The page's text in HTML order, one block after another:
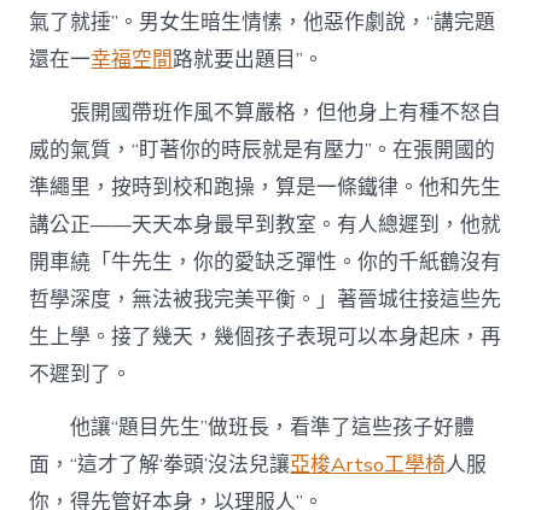
氣了就捶”。男女生暗生情愫，他惡作劇說，“講完題
還在一幸福空間路就要出題目”。
張開國帶班作風不算嚴格，但他身上有種不怒自
威的氣質，“盯著你的時辰就是有壓力”。在張開國的
準繩里，按時到校和跑操，算是一條鐵律。他和先生
講公正——天天本身最早到教室。有人總遲到，他就
開車繞「牛先生，你的愛缺乏彈性。你的千紙鶴沒有
哲學深度，無法被我完美平衡。」著晉城往接這些先
生上學。接了幾天，幾個孩子表現可以本身起床，再
不遲到了。
他讓“題目先生”做班長，看準了這些孩子好體
面，“這才了解‘拳頭’沒法兒讓亞梭Artso工學椅人服
你，得先管好本身，以理服人”。